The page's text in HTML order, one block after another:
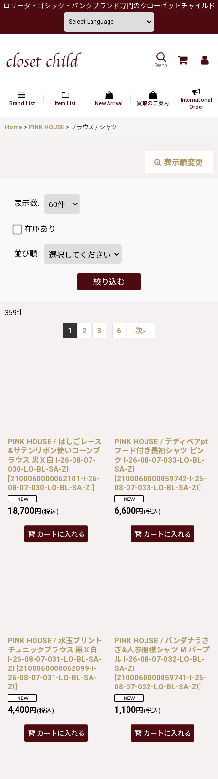
ロリータ・ゴシック・パンクブランド専門のクローゼットチャイルド
Search
Brand List Item List New Arrival 買取のご案内
International
Order
Home > PINK HOUSE > ブラウス / シャツ
表示順変更
表示数:
在庫あり
並び順:
絞り込む
359件
1 2 3 ... 6 次»
PINK HOUSE / はしごレース
&サテンリボン使いローンブ
ラウス 黒Ｘ白 I-26-08-07-
030-LO-BL-SA-ZI
[2100060000062101-I-26-
08-07-030-LO-BL-SA-ZI]
18,700円 (税込)
カートに入れる
PINK HOUSE / テディベアpt
フード付き長袖シャツ ピン
ク I-26-08-07-033-LO-BL-
SA-ZI
[2100060000059742-I-26-
08-07-033-LO-BL-SA-ZI]
6,600円 (税込)
カートに入れる
PINK HOUSE / 水玉プリント
チュニックブラウス 黒Ｘ白
I-26-08-07-031-LO-BL-SA-
ZI [2100060000062099-I-
26-08-07-031-LO-BL-SA-
ZI]
4,400円 (税込)
カートに入れる
PINK HOUSE / バンダナうさ
ぎ&人参開襟シャツ M パープ
ル I-26-08-07-032-LO-BL-
SA-ZI
[2100060000059741-I-26-
08-07-032-LO-BL-SA-ZI]
1,100円 (税込)
カートに入れる